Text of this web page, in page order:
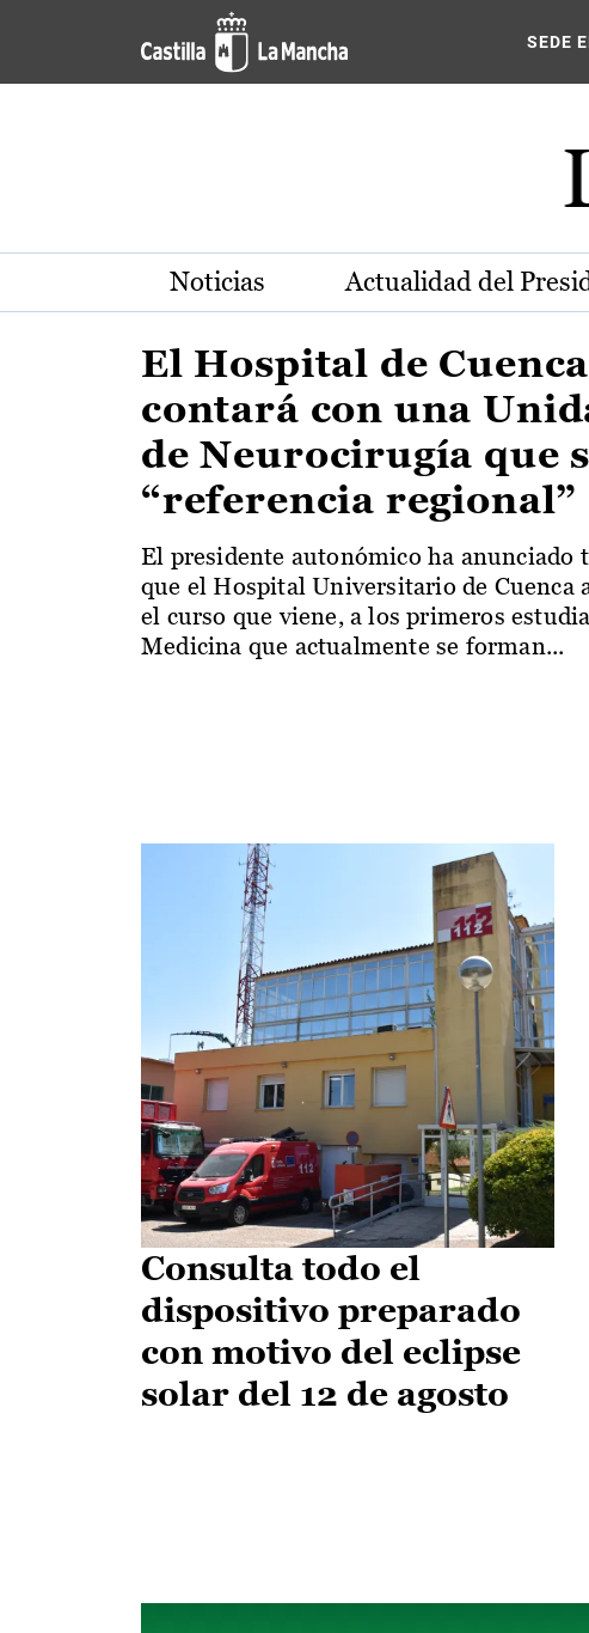
Pasar al contenido principal
Actualidad de la región de SEDE
Noticias Actualidad del
El Hospital de Cuenca
contará con una
de Neurocirugía que
“referencia regional”
El presidente autonómico ha anunciado
que el Hospital Universitario de Cuenca
el curso que viene, a los primeros
Medicina que actualmente se forman...
Consulta todo el
dispositivo preparado
con motivo del eclipse
solar del 12 de agosto